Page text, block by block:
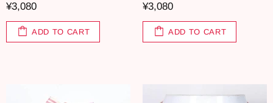
¥3,080
ADD TO CART
¥3,080
ADD TO CART